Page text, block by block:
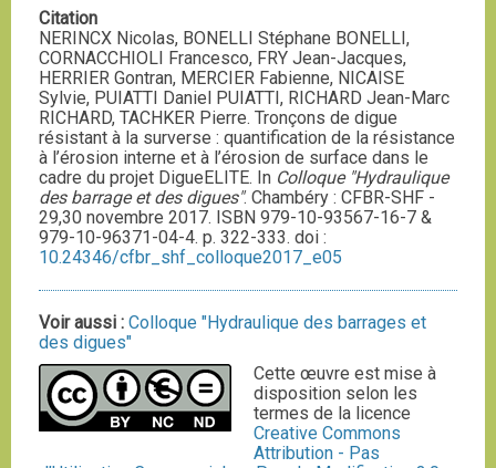
Citation
NERINCX Nicolas, BONELLI Stéphane BONELLI,
CORNACCHIOLI Francesco, FRY Jean-Jacques,
HERRIER Gontran, MERCIER Fabienne, NICAISE
Sylvie, PUIATTI Daniel PUIATTI, RICHARD Jean-Marc
RICHARD, TACHKER Pierre. Tronçons de digue
résistant à la surverse : quantification de la résistance
à l’érosion interne et à l’érosion de surface dans le
cadre du projet DigueELITE. In Colloque "Hydraulique
des barrage et des digues". Chambéry : CFBR-SHF -
29,30 novembre 2017. ISBN 979-10-93567-16-7 &
979-10-96371-04-4. p. 322-333. doi :
10.24346/cfbr_shf_colloque2017_e05
Voir aussi : Colloque "Hydraulique des barrages et
des digues"
Cette œuvre est mise à
disposition selon les
termes de la licence
Creative Commons
Attribution - Pas